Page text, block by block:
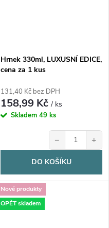
Hrnek 330ml, LUXUSNÍ EDICE,
cena za 1 kus
131,40 Kč bez DPH
158,99 Kč/ ks
Skladem 49 ks
− +
DO KOŠÍKU
Nové produkty
OPĚT skladem